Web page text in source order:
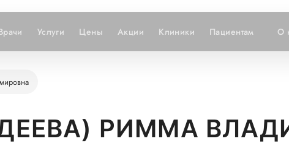
Услуги Цены Акции Клиники Пациентам О
РИММА